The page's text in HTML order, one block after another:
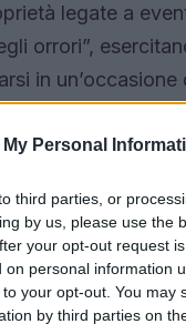
Personal
third parties, or
by us, please use the
your opt-out request
personal information
your opt-out. You may
by third parties on
legate a
orrori”,
in un’occasione
a Miami fino alla
gli
quali sono i
si può